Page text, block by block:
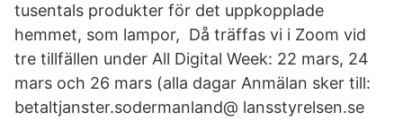
tusentals produkter för det uppkopplade
hemmet, som lampor, Då träffas vi i Zoom vid
tre tillfällen under All Digital Week: 22 mars, 24
mars och 26 mars (alla dagar Anmälan sker till:
betaltjanster.sodermanland@ lansstyrelsen.se